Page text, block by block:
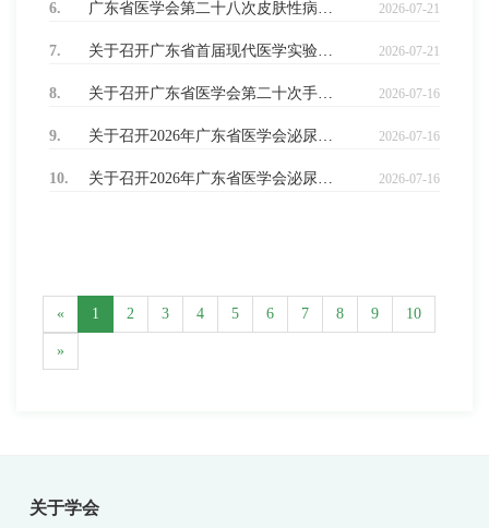
2026-07-21
6. 广东省医学会第二十八次皮肤性病学学术会议的通知
2026-07-21
7. 关于召开广东省首届现代医学实验动物科技与产业体系建设学术会议的通知
2026-07-16
8. 关于召开广东省医学会第二十次手外科学学术会议暨2026年广东省医学会手外科学习班的通知（第二轮）
2026-07-16
9. 关于召开2026年广东省医学会泌尿外科学机器人专题研讨会的通知
2026-07-16
10. 关于召开2026年广东省医学会泌尿外科学学术会议暨2026年膀胱癌学术大会的通知
« 1 2 3 4 5 6 7 8 9 10
»
关于学会